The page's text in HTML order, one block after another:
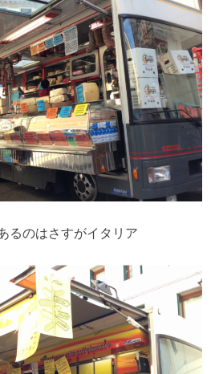
るのはさすがイタリア